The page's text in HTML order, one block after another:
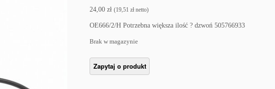
24,00zł (19,51zł netto)
OE666/2/H Potrzebna większa ilość ? dzwoń 505766933
Brak w magazynie